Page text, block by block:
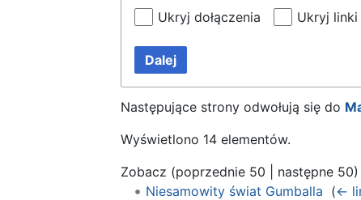
Ukryj dołączenia Ukryj linki
Dalej
Następujące strony odwołują się do
Wyświetlono 14 elementów.
Zobacz (poprzednie 50 następne 50
Niesamowity świat Gumballa (←